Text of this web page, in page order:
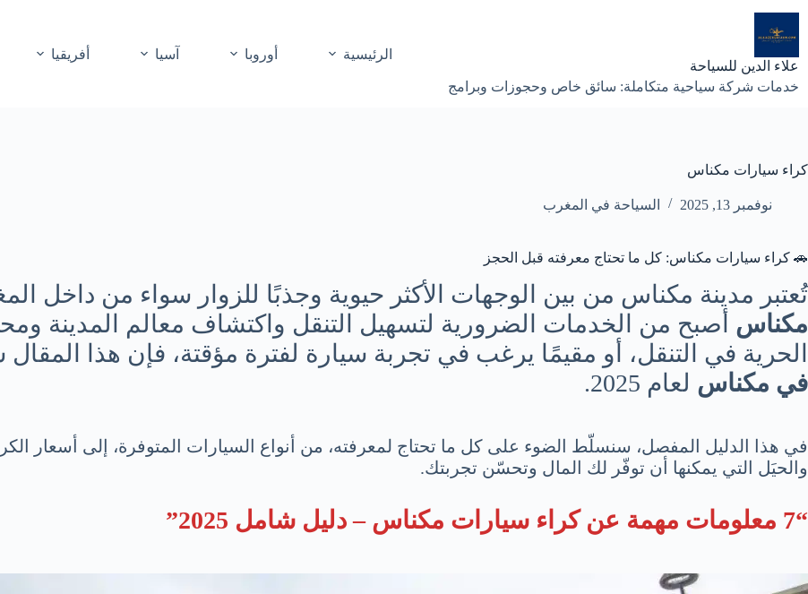
المحتوى
علاء الدين للسياحة
خدمات شركة سياحية متكاملة: سائق خاص وحجوزات وبرامج
الرئيسية أوروبا آسيا أفريقيا
كراء سيارات مكناس
نوفمبر 13, 2025 السياحة في المغرب
🚗 كراء سيارات مكناس: كل ما تحتاج معرفته قبل الحجز
تُعتبر مدينة مكناس من بين الوجهات الأكثر حيوية وجذبًا للزوار سواء من داخل
مكناس أصبح من الخدمات الضرورية لتسهيل التنقل واكتشاف معالم المدينة
الحرية في التنقل، أو مقيمًا يرغب في تجربة سيارة لفترة مؤقتة، فإن هذا
في مكناس لعام 2025.
في هذا الدليل المفصل، سنسلّط الضوء على كل ما تحتاج لمعرفته، من أنواع السيارات المتوفرة، إلى أسعار
والحيَل التي يمكنها أن توفّر لك المال وتحسّن تجربتك.
“7 معلومات مهمة عن كراء سيارات مكناس – دليل شامل 2025”